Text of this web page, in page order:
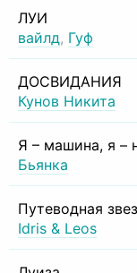
ЛУИ
вайлд, Гуф
ДОСВИДАНИЯ
Кунов Никита
Я – машина, я –
Бьянка
Путеводная
Idris & Leos